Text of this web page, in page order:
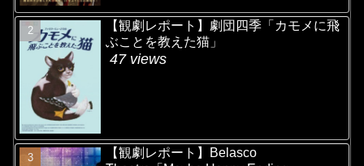
【観劇レポート】劇団四季「カモメに飛
ぶことを教えた猫」
47 views
【観劇レポート】Belasco